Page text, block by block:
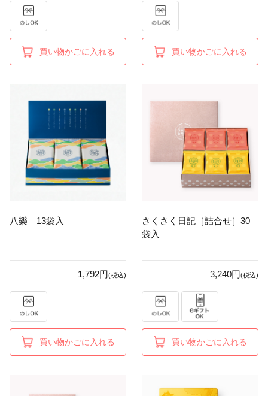
買い物かごに入れる 買い物かごに入れる
八樂 13袋入
1,792円(税込)
買い物かごに入れる
さくさく日記［詰合せ］30
袋入
3,240円(税込)
買い物かごに入れる